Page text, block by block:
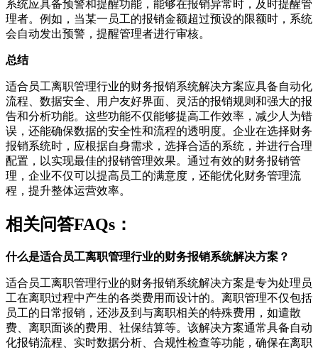
系统应具备预警和提醒功能，能够在报销异常时，及时提醒管
理者。例如，当某一员工的报销金额超过预设的限额时，系统
会自动发出预警，提醒管理者进行审核。
总结
适合员工离职管理行业的财务报销系统解决方案应具备自动化
流程、数据安全、用户友好界面、灵活的报销规则和强大的报
告和分析功能。这些功能不仅能够提高工作效率，减少人为错
误，还能确保数据的安全性和流程的透明度。企业在选择财务
报销系统时，应根据自身需求，选择合适的系统，并进行合理
配置，以实现最佳的报销管理效果。通过有效的财务报销管
理，企业不仅可以提高员工的满意度，还能优化财务管理流
程，提升整体运营效率。
相关问答FAQs：
什么是适合员工离职管理行业的财务报销系统解决方案？
适合员工离职管理行业的财务报销系统解决方案是专为处理员
工在离职过程中产生的各类费用而设计的。离职管理不仅包括
员工的日常报销，还涉及到与离职相关的特殊费用，如遣散
费、离职面谈的费用、社保结算等。该解决方案通常具备自动
化报销流程、实时数据分析、合规性检查等功能，确保在离职